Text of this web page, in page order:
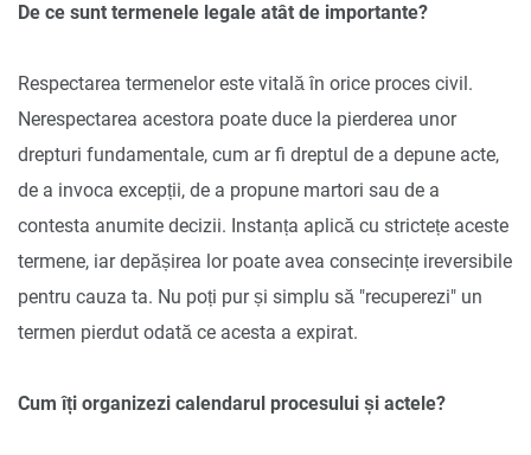
De ce sunt termenele legale atât de importante?
Respectarea termenelor este vitală în orice proces civil.
Nerespectarea acestora poate duce la pierderea unor
drepturi fundamentale, cum ar fi dreptul de a depune acte,
de a invoca excepții, de a propune martori sau de a
contesta anumite decizii. Instanța aplică cu strictețe aceste
termene, iar depășirea lor poate avea consecințe ireversibile
pentru cauza ta. Nu poți pur și simplu să "recuperezi" un
termen pierdut odată ce acesta a expirat.
Cum îți organizezi calendarul procesului și actele?